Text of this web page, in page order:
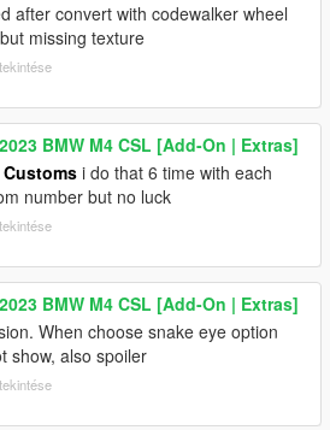
after convert with codewalker wheel
missing texture
2023 BMW M4 CSL [Add-On | Extras]
i do that 6 time with each
number but no luck
2023 BMW M4 CSL [Add-On | Extras]
When choose snake eye option
show, also spoiler